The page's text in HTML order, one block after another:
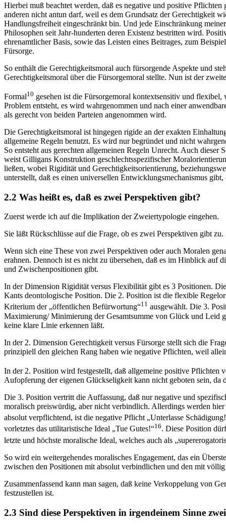
Hierbei muß beachtet werden, daß es negative und positive
anderen nicht antun darf, weil es dem Grundsatz der Gerechtigkeit
Handlungsfreiheit eingeschränkt bin. Und jede Einschränkung
Philosophen seit Jahr-hunderten deren Existenz bestritten wird.
ehrenamtlicher Basis, sowie das Leisten eines Beitrages, zum
Fürsorge.
So enthält die Gerechtigkeitsmoral auch fürsorgende Aspekte und
Gerechtigkeitsmoral über die Fürsorgemoral stellte. Nun ist der
Formal10 gesehen ist die Fürsorgemoral kontextsensitiv und
Problem entsteht, es wird wahrgenommen und nach einer
als gerecht von beiden Parteien angenommen wird.
Die Gerechtigkeitsmoral ist hingegen rigide an der exakten
allgemeine Regeln benutzt. Es wird nur begründet und nicht
So entsteht aus gerechten allgemeinen Regeln Unrecht. Auch
weist Gilligans Konstruktion geschlechtsspezifischer
ließen, wobei Rigidität und Gerechtigkeitsorientierung,
unterstellt, daß es einen universellen Entwicklungsmechanismus
2.2 Was heißt es, daß es zwei Perspektiven gibt?
Zuerst werde ich auf die Implikation der Zweiertypologie eingehen.
Sie läßt Rückschlüsse auf die Frage, ob es zwei Perspektiven gibt zu.
Wenn sich eine These von zwei Perspektiven oder auch Moralen
erahnen. Dennoch ist es nicht zu übersehen, daß es im Hinblick
und Zwischenpositionen gibt.
In der Dimension Rigidität versus Flexibilität gibt es 3 Positionen.
Kants deontologische Position. Die 2. Position ist die flexible
Kriterium der „öffentlichen Befürwortung“11 ausgewählt. Die 3.
Maximierung/ Minimierung der Gesamtsumme von Glück und Leid
keine klare Linie erkennen läßt.
In der 2. Dimension Gerechtigkeit versus Fürsorge stellt sich die
prinzipiell den gleichen Rang haben wie negative Pflichten, weil
In der 2. Position wird festgestellt, daß allgemeine positive
Aufopferung der eigenen Glückseligkeit kann nicht geboten sein,
Die 3. Position vertritt die Auffassung, daß nur negative und
moralisch preiswürdig, aber nicht verbindlich. Allerdings werden
absolut verpflichtend, ist die negative Pflicht „Unterlasse
vorletztes das utilitaristische Ideal „Tue Gutes!“16. Diese Position
letzte und höchste moralische Ideal, welches auch als
So wird ein weitergehendes moralisches Engagement, das ein
zwischen den Positionen mit absolut verbindlichen und den mit
Zusammenfassend kann man sagen, daß keine Verkoppelung von
festzustellen ist.
2.3 Sind diese Perspektiven in irgendeinem Sinne